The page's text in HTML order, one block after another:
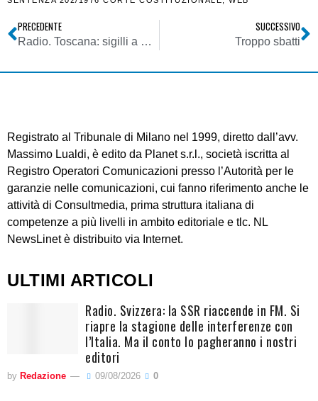
PRECEDENTE
Radio. Toscana: sigilli a Radio Studio 54 di Scandicci per odio razziale espresso dall’editore Guido Gheri. Ma il provvedimento non consegue al regolamento di hate speech dell’Agcom
SUCCESSIVO
Troppo sbatti
Registrato al Tribunale di Milano nel 1999, diretto dall’avv.
Massimo Lualdi, è edito da Planet s.r.l., società iscritta al
Registro Operatori Comunicazioni presso l’Autorità per le
garanzie nelle comunicazioni, cui fanno riferimento anche le
attività di Consultmedia, prima struttura italiana di
competenze a più livelli in ambito editoriale e tlc. NL
NewsLinet è distribuito via Internet.
ULTIMI ARTICOLI
Radio. Svizzera: la SSR riaccende in FM. Si
riapre la stagione delle interferenze con
l’Italia. Ma il conto lo pagheranno i nostri
editori
by Redazione 09/08/2026 0